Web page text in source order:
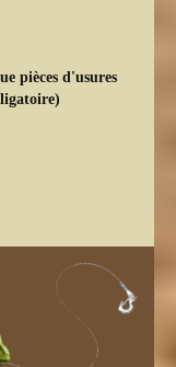
pièces d'usures